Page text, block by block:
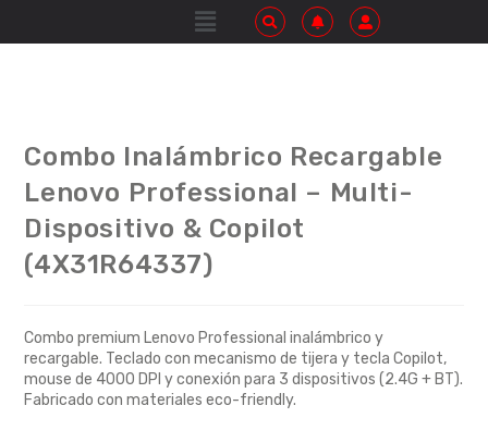
Combo Inalámbrico Recargable
Lenovo Professional – Multi-
Dispositivo & Copilot
(4X31R64337)
Combo premium Lenovo Professional inalámbrico y
recargable. Teclado con mecanismo de tijera y tecla Copilot,
mouse de 4000 DPI y conexión para 3 dispositivos (2.4G + BT).
Fabricado con materiales eco-friendly.